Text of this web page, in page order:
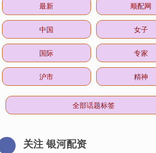
最新 顺配网
中国 女子
国际 专家
沪市 精神
全部话题标签
关注 银河配资